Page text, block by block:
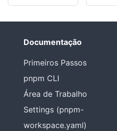
Documentação
Primeiros Passos
pnpm CLI
Área de Trabalho
Settings (pnpm-
workspace.yaml)